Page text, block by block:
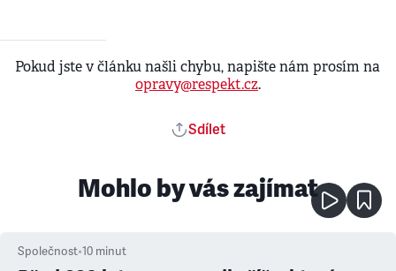
Pokud jste v článku našli chybu, napište nám prosím na
opravy@respekt.cz.
Sdílet
Mohlo by vás zajímat
Společnost•10 minut